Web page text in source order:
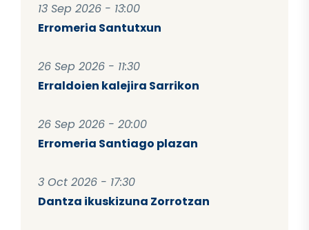
13 Sep 2026 - 13:00
Erromeria Santutxun
26 Sep 2026 - 11:30
Erraldoien kalejira Sarrikon
26 Sep 2026 - 20:00
Erromeria Santiago plazan
3 Oct 2026 - 17:30
Dantza ikuskizuna Zorrotzan